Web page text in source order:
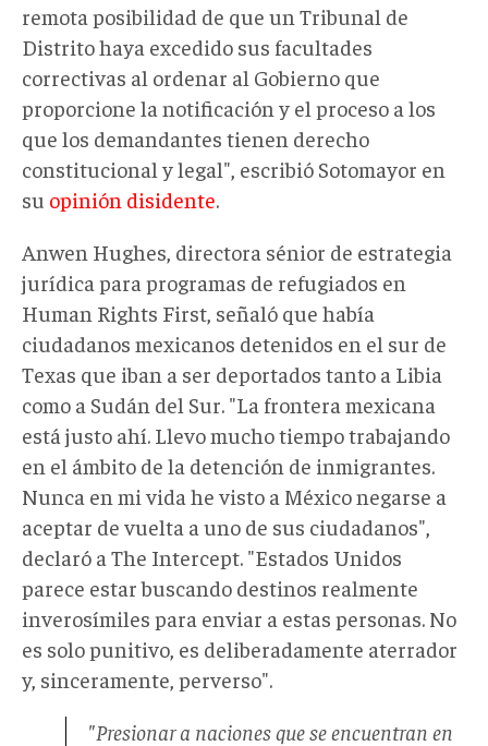
remota posibilidad de que un Tribunal de
Distrito haya excedido sus facultades
correctivas al ordenar al Gobierno que
proporcione la notificación y el proceso a los
que los demandantes tienen derecho
constitucional y legal", escribió Sotomayor en
su opinión disidente.
Anwen Hughes, directora sénior de estrategia
jurídica para programas de refugiados en
Human Rights First, señaló que había
ciudadanos mexicanos detenidos en el sur de
Texas que iban a ser deportados tanto a Libia
como a Sudán del Sur. "La frontera mexicana
está justo ahí. Llevo mucho tiempo trabajando
en el ámbito de la detención de inmigrantes.
Nunca en mi vida he visto a México negarse a
aceptar de vuelta a uno de sus ciudadanos",
declaró a The Intercept. "Estados Unidos
parece estar buscando destinos realmente
inverosímiles para enviar a estas personas. No
es solo punitivo, es deliberadamente aterrador
y, sinceramente, perverso".
"Presionar a naciones que se encuentran en